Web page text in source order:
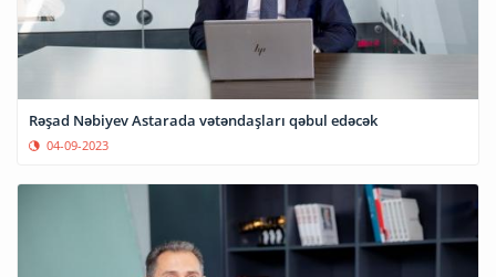
Rəşad Nəbiyev Astarada vətəndaşları qəbul edəcək
04-09-2023